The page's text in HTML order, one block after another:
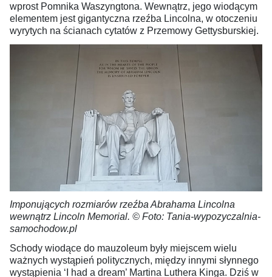
wprost Pomnika Waszyngtona. Wewnątrz, jego wiodącym
elementem jest gigantyczna rzeźba Lincolna, w otoczeniu
wyrytych na ścianach cytatów z Przemowy Gettysburskiej.
Imponujących rozmiarów rzeźba Abrahama Lincolna
wewnątrz Lincoln Memorial. © Foto: Tania-wypozyczalnia-
samochodow.pl
Schody wiodące do mauzoleum były miejscem wielu
ważnych wystąpień politycznych, między innymi słynnego
wystąpienia ‘I had a dream’ Martina Luthera Kinga. Dziś w